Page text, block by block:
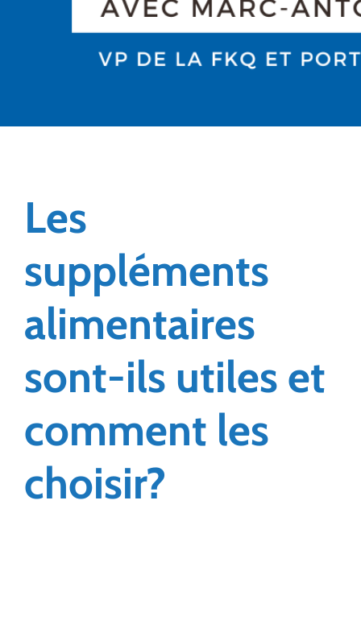
Les
suppléments
alimentaires
sont-ils utiles et
comment les
choisir?